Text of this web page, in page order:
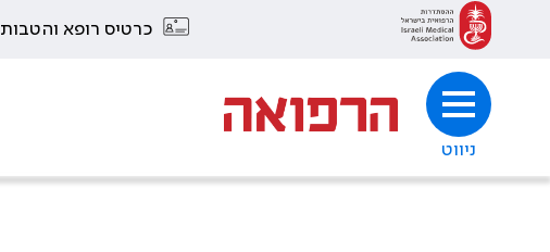
כרטיס רופא והטבות
ניווט